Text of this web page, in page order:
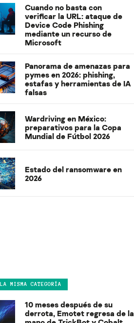
Cuando no basta con
verificar la URL: ataque de
Device Code Phishing
mediante un recurso de
Microsoft
Panorama de amenazas para
pymes en 2026: phishing,
estafas y herramientas de IA
falsas
Wardriving en México:
preparativos para la Copa
Mundial de Fútbol 2026
Estado del ransomware en
2026
MISMA CATEGORÍA
10 meses después de su
derrota, Emotet regresa de la